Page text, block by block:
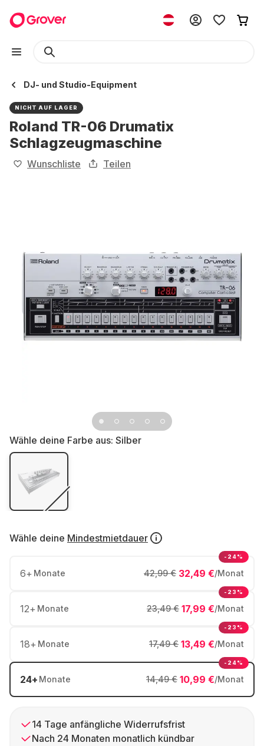
DJ- und Studio-Equipment
NICHT AUF LAGER
Roland TR-06 Drumatix
Schlagzeugmaschine
Wunschliste Teilen
Wähle deine Farbe aus: Silber
Wähle deine Mindestmietdauer
6+ Monate 32,49 €/Monat
42,99 €
-24%
12+ Monate 17,99 €/Monat
23,49 €
-23%
18+ Monate 13,49 €/Monat
17,49 €
-23%
24+ Monate 10,99 €/Monat
14,49 €
-24%
14 Tage anfängliche Widerrufsfrist
Nach 24 Monaten monatlich kündbar